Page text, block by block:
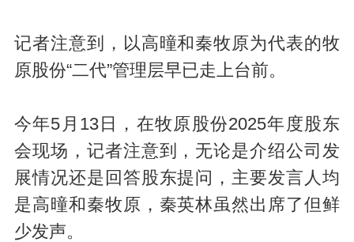
记者注意到，以高曈和秦牧原为代表的牧
原股份“二代”管理层早已走上台前。
今年5月13日，在牧原股份2025年度股东
会现场，记者注意到，无论是介绍公司发
展情况还是回答股东提问，主要发言人均
是高曈和秦牧原，秦英林虽然出席了但鲜
少发声。